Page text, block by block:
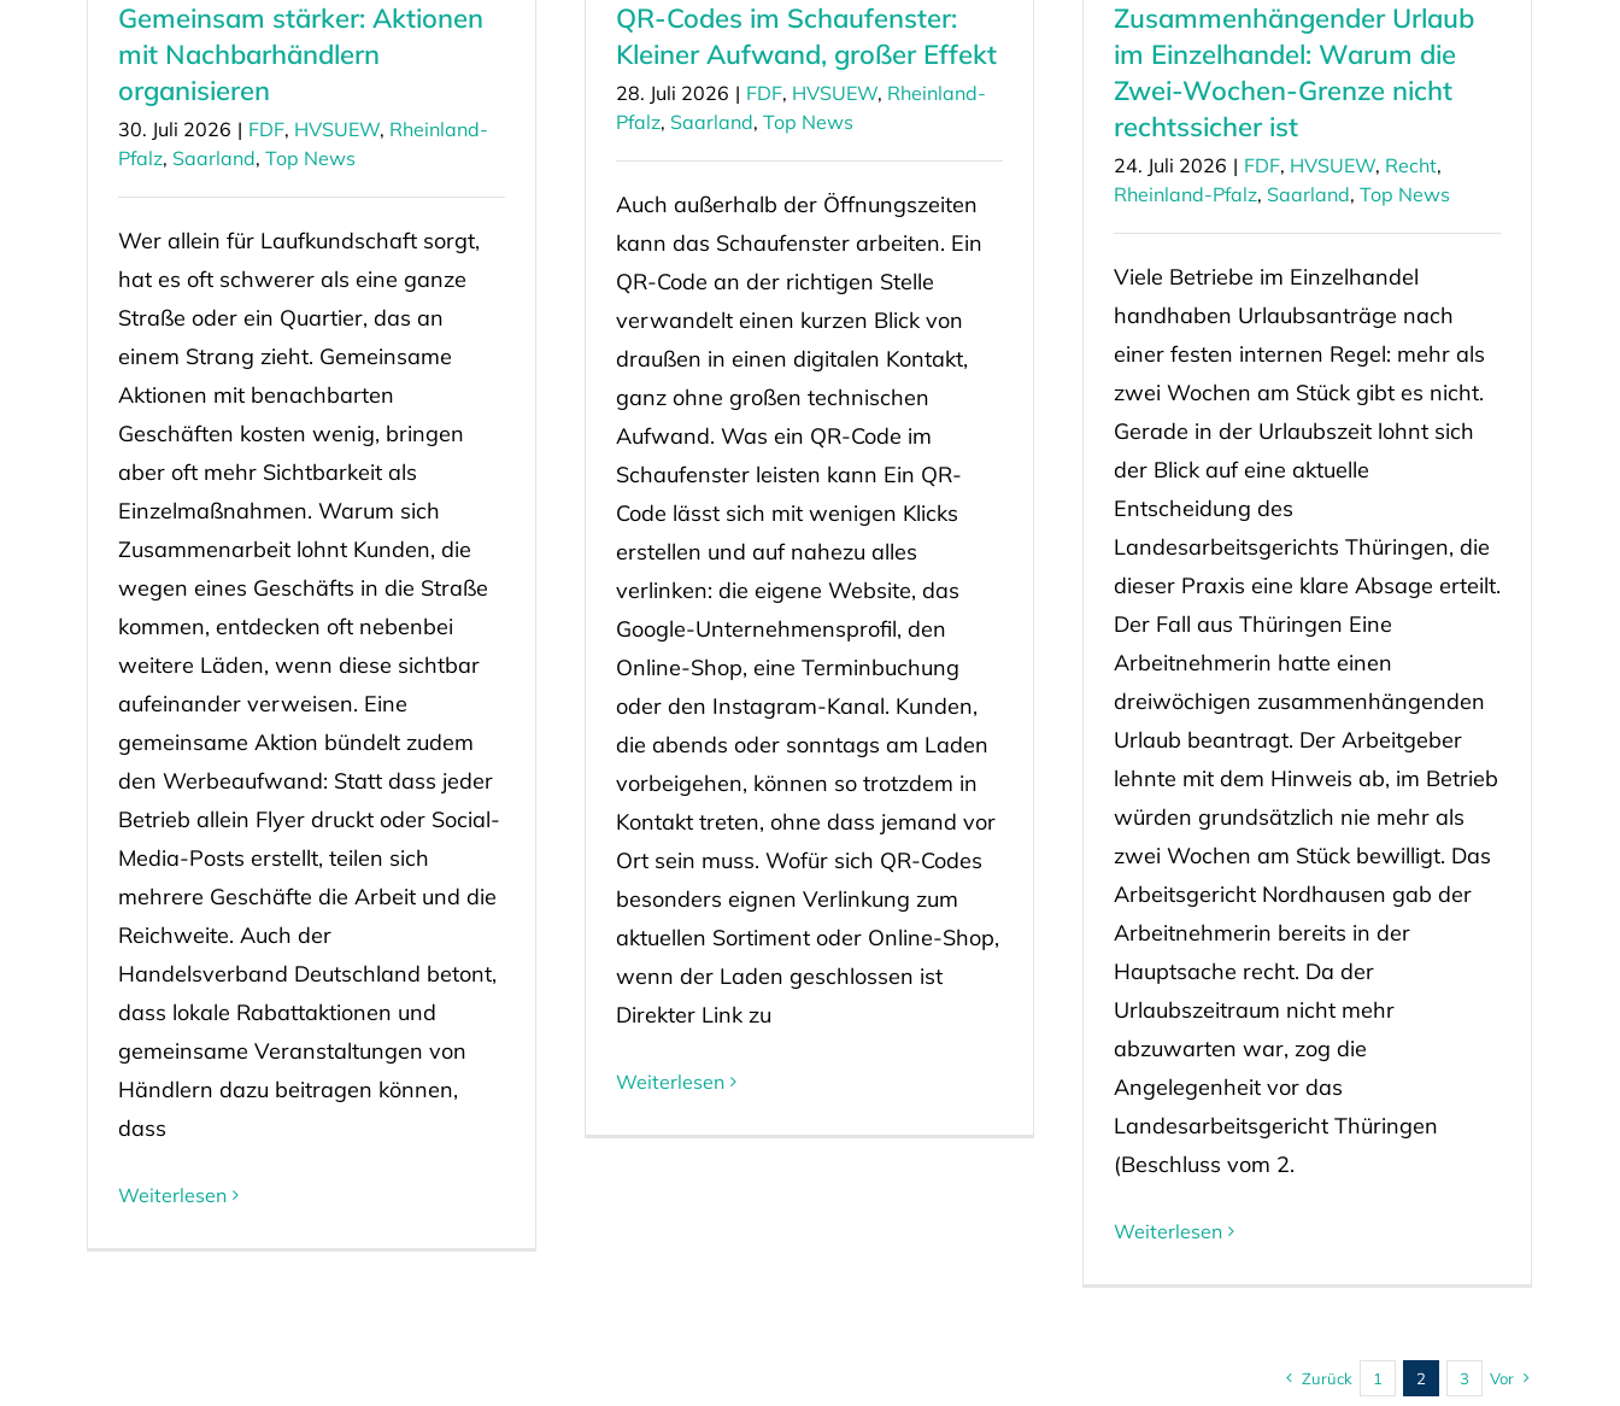
Gemeinsam stärker: Aktionen
mit Nachbarhändlern
organisieren
30. Juli 2026 | FDF, HVSUEW, Rheinland-
Pfalz, Saarland, Top News
Wer allein für Laufkundschaft sorgt,
hat es oft schwerer als eine ganze
Straße oder ein Quartier, das an
einem Strang zieht. Gemeinsame
Aktionen mit benachbarten
Geschäften kosten wenig, bringen
aber oft mehr Sichtbarkeit als
Einzelmaßnahmen. Warum sich
Zusammenarbeit lohnt Kunden, die
wegen eines Geschäfts in die Straße
kommen, entdecken oft nebenbei
weitere Läden, wenn diese sichtbar
aufeinander verweisen. Eine
gemeinsame Aktion bündelt zudem
den Werbeaufwand: Statt dass jeder
Betrieb allein Flyer druckt oder Social-
Media-Posts erstellt, teilen sich
mehrere Geschäfte die Arbeit und die
Reichweite. Auch der
Handelsverband Deutschland betont,
dass lokale Rabattaktionen und
gemeinsame Veranstaltungen von
Händlern dazu beitragen können,
dass
Weiterlesen
QR-Codes im Schaufenster:
Kleiner Aufwand, großer Effekt
28. Juli 2026 | FDF, HVSUEW, Rheinland-
Pfalz, Saarland, Top News
Auch außerhalb der Öffnungszeiten
kann das Schaufenster arbeiten. Ein
QR-Code an der richtigen Stelle
verwandelt einen kurzen Blick von
draußen in einen digitalen Kontakt,
ganz ohne großen technischen
Aufwand. Was ein QR-Code im
Schaufenster leisten kann Ein QR-
Code lässt sich mit wenigen Klicks
erstellen und auf nahezu alles
verlinken: die eigene Website, das
Google-Unternehmensprofil, den
Online-Shop, eine Terminbuchung
oder den Instagram-Kanal. Kunden,
die abends oder sonntags am Laden
vorbeigehen, können so trotzdem in
Kontakt treten, ohne dass jemand vor
Ort sein muss. Wofür sich QR-Codes
besonders eignen Verlinkung zum
aktuellen Sortiment oder Online-Shop,
wenn der Laden geschlossen ist
Direkter Link zu
Weiterlesen
Zusammenhängender Urlaub
im Einzelhandel: Warum die
Zwei-Wochen-Grenze nicht
rechtssicher ist
24. Juli 2026 | FDF, HVSUEW, Recht,
Rheinland-Pfalz, Saarland, Top News
Viele Betriebe im Einzelhandel
handhaben Urlaubsanträge nach
einer festen internen Regel: mehr als
zwei Wochen am Stück gibt es nicht.
Gerade in der Urlaubszeit lohnt sich
der Blick auf eine aktuelle
Entscheidung des
Landesarbeitsgerichts Thüringen, die
dieser Praxis eine klare Absage erteilt.
Der Fall aus Thüringen Eine
Arbeitnehmerin hatte einen
dreiwöchigen zusammenhängenden
Urlaub beantragt. Der Arbeitgeber
lehnte mit dem Hinweis ab, im Betrieb
würden grundsätzlich nie mehr als
zwei Wochen am Stück bewilligt. Das
Arbeitsgericht Nordhausen gab der
Arbeitnehmerin bereits in der
Hauptsache recht. Da der
Urlaubszeitraum nicht mehr
abzuwarten war, zog die
Angelegenheit vor das
Landesarbeitsgericht Thüringen
(Beschluss vom 2.
Weiterlesen
Zurück 1 2 3 Vor